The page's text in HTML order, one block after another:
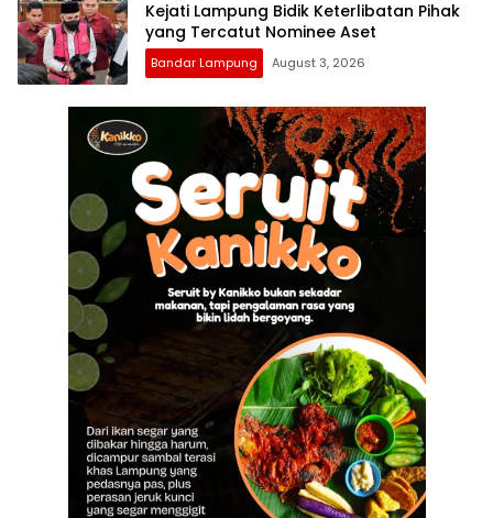
Kejati Lampung Bidik Keterlibatan Pihak
yang Tercatut Nominee Aset
Bandar Lampung August 3, 2026